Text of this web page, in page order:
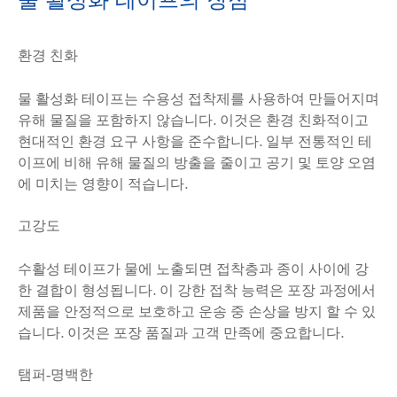
환경 친화
물 활성화 테이프는 수용성 접착제를 사용하여 만들어지며
유해 물질을 포함하지 않습니다. 이것은 환경 친화적이고
현대적인 환경 요구 사항을 준수합니다. 일부 전통적인 테
이프에 비해 유해 물질의 방출을 줄이고 공기 및 토양 오염
에 미치는 영향이 적습니다.
고강도
수활성 테이프가 물에 노출되면 접착층과 종이 사이에 강
한 결합이 형성됩니다. 이 강한 접착 능력은 포장 과정에서
제품을 안정적으로 보호하고 운송 중 손상을 방지 할 수 있
습니다. 이것은 포장 품질과 고객 만족에 중요합니다.
탬퍼-명백한